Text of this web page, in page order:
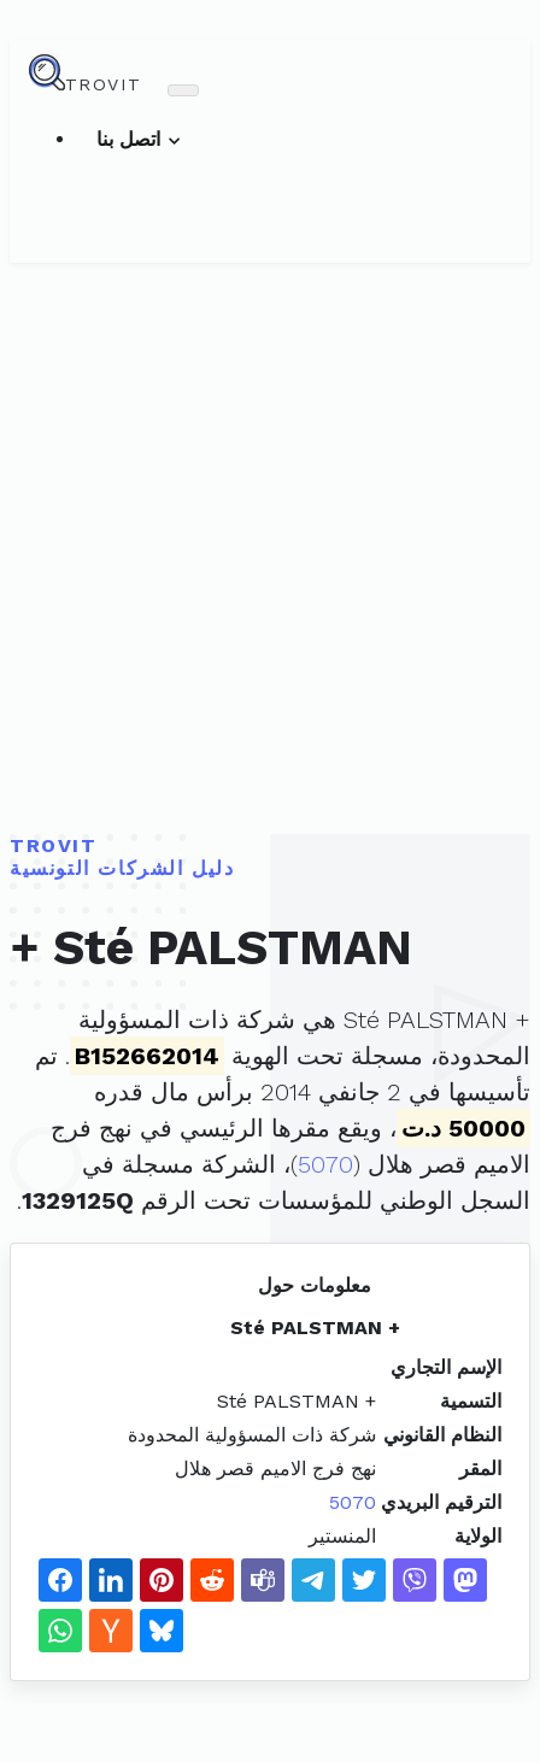
TROVIT
TROVIT
دليل الشركات التونسية
+ Sté PALSTMAN
+ Sté PALSTMAN هي شركة ذات المسؤولية
المحدودة، مسجلة تحت الهوية B152662014 . تم
تأسيسها في 2 جانفي 2014 برأس مال قدره
50000 د.ت
، ويقع مقرها الرئيسي في نهج فرج
الاميم قصر هلال (5070)، الشركة مسجلة في
السجل الوطني للمؤسسات تحت الرقم 1329125Q
.
معلومات حول
+ Sté PALSTMAN
الإسم التجاري
التسمية
+ Sté PALSTMAN
النظام القانوني شركة ذات المسؤولية المحدودة
المقر
نهج فرج الاميم قصر هلال
الترقيم البريدي 5070
الولاية
المنستير